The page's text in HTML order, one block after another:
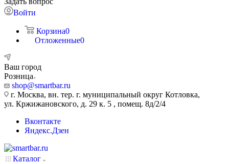
Войти
Корзина0
Отложенные0
Ваш город
Розница
shop@smartbar.ru
г. Москва, вн. тер. г. муниципальный округ Котловка,
ул. Кржижановского, д. 29 к. 5 , помещ. 8д/2/4
Вконтакте
Яндекс.Дзен
Каталог